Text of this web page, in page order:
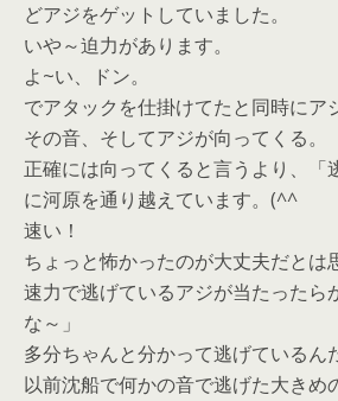
どアジをゲットしていました。
いや～迫力があります。
よ~い、ドン。
でアタックを仕掛けてたと同時にア
その音、そしてアジが向ってくる。
正確には向ってくると言うより、「
に河原を通り越えています。(^^ゞ
速い！
ちょっと怖かったのが大丈夫だとは
速力で逃げているアジが当たったら
な～」
多分ちゃんと分かって逃げているん
以前沈船で何かの音で逃げた大きめ